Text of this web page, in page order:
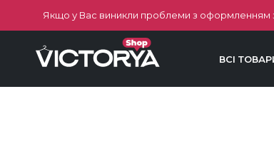
Якщо у Вас виникли проблеми з оформленням
ВСІ